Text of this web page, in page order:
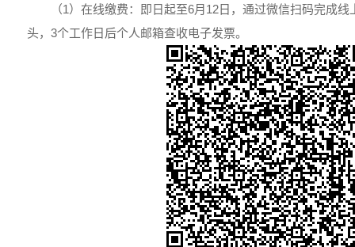
（1）在线缴费：即日起至6月12日，通过微信扫码完成
头，3个工作日后个人邮箱查收电子发票。